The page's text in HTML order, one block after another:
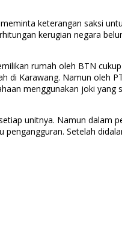
keterangan saksi
kerugian negara
rumah oleh BTN
di Karawang. Namun oleh
menggunakan joki yang
unitnya. Namun dalam
Setelah